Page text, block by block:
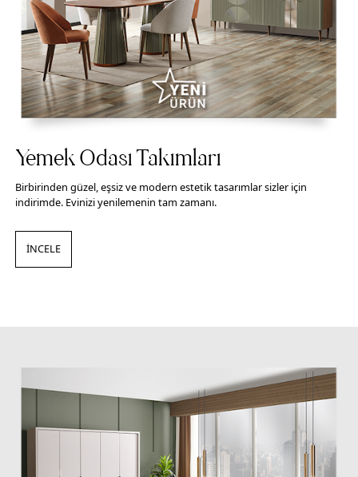
Yemek Odası Takımları
Birbirinden güzel, eşsiz ve modern estetik tasarımlar sizler için
indirimde. Evinizi yenilemenin tam zamanı.
İNCELE